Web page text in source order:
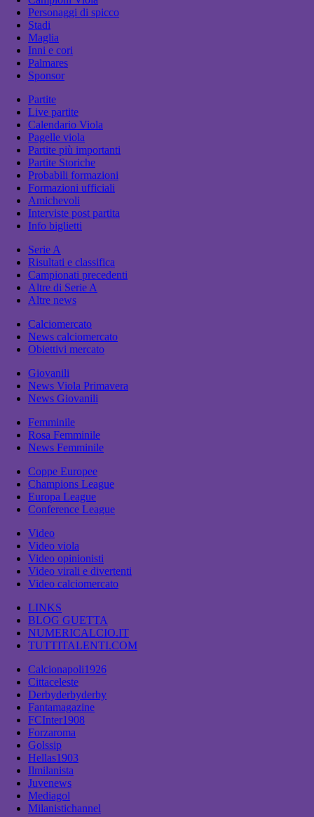
Personaggi di spicco
Stadi
Maglia
Inni e cori
Palmares
Sponsor
Partite
Live partite
Calendario Viola
Pagelle viola
Partite più importanti
Partite Storiche
Probabili formazioni
Formazioni ufficiali
Amichevoli
Interviste post partita
Info biglietti
Serie A
Risultati e classifica
Campionati precedenti
Altre di Serie A
Altre news
Calciomercato
News calciomercato
Obiettivi mercato
Giovanili
News Viola Primavera
News Giovanili
Femminile
Rosa Femminile
News Femminile
Coppe Europee
Champions League
Europa League
Conference League
Video
Video viola
Video opinionisti
Video virali e divertenti
Video calciomercato
LINKS
BLOG GUETTA
NUMERICALCIO.IT
TUTTITALENTI.COM
Calcionapoli1926
Cittaceleste
Derbyderbyderby
Fantamagazine
FCInter1908
Forzaroma
Golssip
Hellas1903
Ilmilanista
Juvenews
Mediagol
Milanistichannel